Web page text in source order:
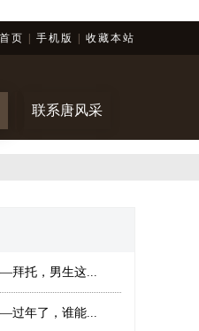
首页 手机版 收藏本站
联系唐风采
拜托，男生这...
过年了，谁能...